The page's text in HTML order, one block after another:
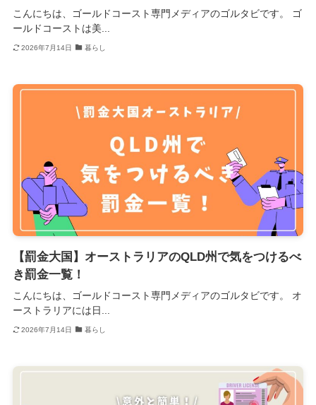
こんにちは、ゴールドコースト専門メディアのゴルタビです。 ゴ
ールドコーストは美...
2026年7月14日 暮らし
【罰金大国】オーストラリアのQLD州で気をつけるべ
き罰金一覧！
こんにちは、ゴールドコースト専門メディアのゴルタビです。 オ
ーストラリアには日...
2026年7月14日 暮らし